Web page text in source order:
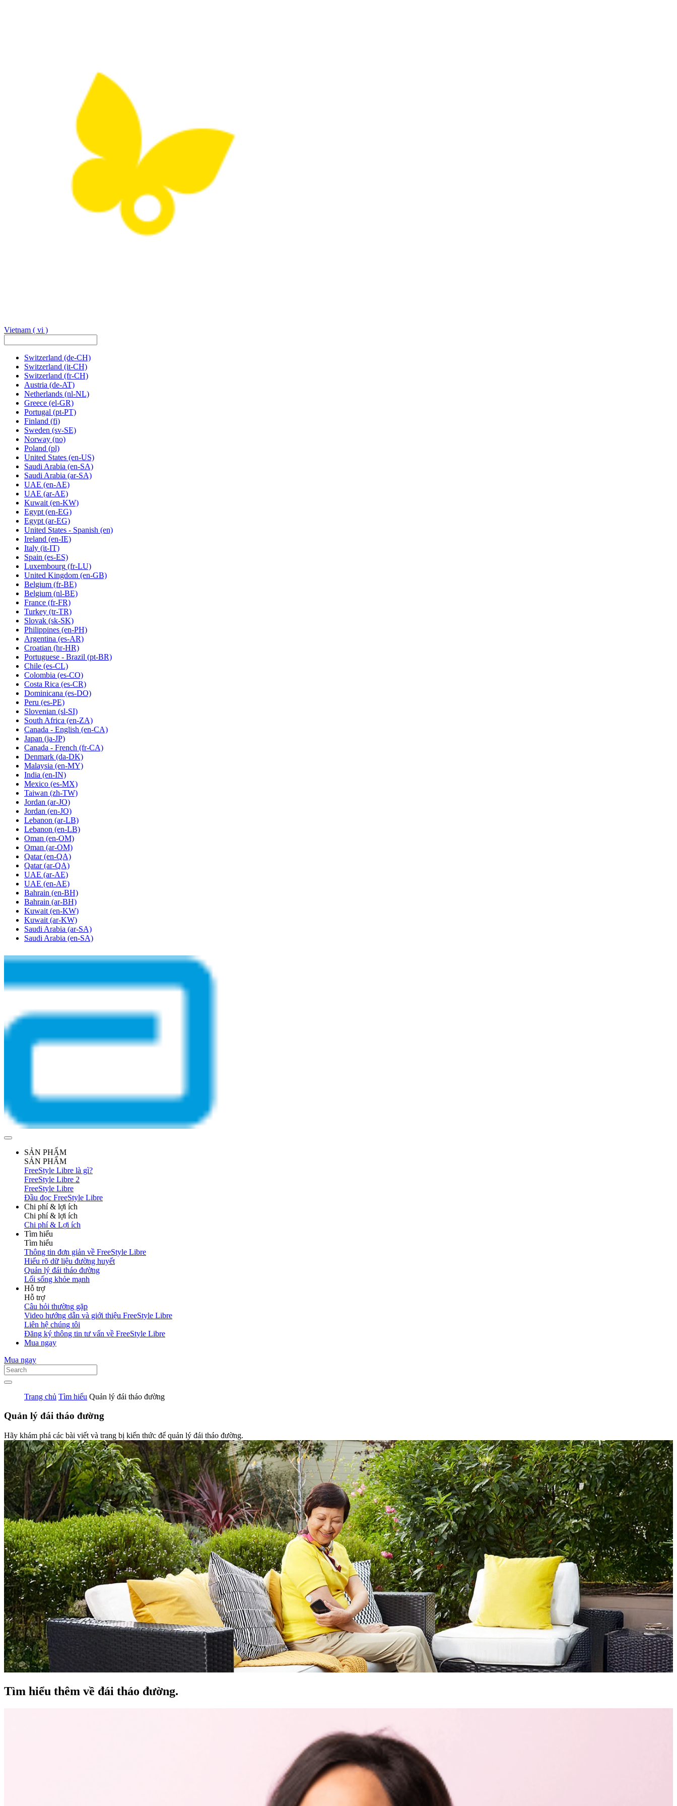
Vietnam ( vi )
Switzerland (de-CH)
Switzerland (it-CH)
Switzerland (fr-CH)
Austria (de-AT)
Netherlands (nl-NL)
Greece (el-GR)
Portugal (pt-PT)
Finland (fi)
Sweden (sv-SE)
Norway (no)
Poland (pl)
United States (en-US)
Saudi Arabia (en-SA)
Saudi Arabia (ar-SA)
UAE (en-AE)
UAE (ar-AE)
Kuwait (en-KW)
Egypt (en-EG)
Egypt(ar-EG)
United States - Spanish (en)
Ireland (en-IE)
Italy (it-IT)
Spain (es-ES)
Luxembourg (fr-LU)
United Kingdom (en-GB)
Belgium (fr-BE)
Belgium (nl-BE)
France (fr-FR)
Turkey (tr-TR)
Slovak (sk-SK)
Philippines (en-PH)
Argentina (es-AR)
Croatian (hr-HR)
Portuguese - Brazil (pt-BR)
Chile (es-CL)
Colombia (es-CO)
Costa Rica (es-CR)
Dominicana (es-DO)
Peru (es-PE)
Slovenian (sl-SI)
South Africa (en-ZA)
Canada - English (en-CA)
Japan (ja-JP)
Canada - French (fr-CA)
Denmark (da-DK)
Malaysia (en-MY)
India (en-IN)
Mexico (es-MX)
Taiwan (zh-TW)
Jordan (ar-JO)
Jordan (en-JO)
Lebanon (ar-LB)
Lebanon (en-LB)
Oman (en-OM)
Oman (ar-OM)
Qatar (en-QA)
Qatar (ar-QA)
UAE (ar-AE)
UAE (en-AE)
Bahrain (en-BH)
Bahrain (ar-BH)
Kuwait (en-KW)
Kuwait (ar-KW)
Saudi Arabia (ar-SA)
Saudi Arabia (en-SA)
SẢN PHẨM
SẢN PHẨM
FreeStyle Libre là gì?
FreeStyle Libre 2
FreeStyle Libre
Đầu đọc FreeStyle Libre
Chi phí & lợi ích
Chi phí & lợi ích
Chi phí & Lợi ích
Tìm hiểu
Tìm hiểu
Thông tin đơn giản về FreeStyle Libre
Hiểu rõ dữ liệu đường huyết
Quản lý đái tháo đường
Lối sống khỏe mạnh
Hỗ trợ
Hỗ trợ
Câu hỏi thường gặp
Video hướng dẫn và giới thiệu FreeStyle Libre
Liên hệ chúng tôi
Đăng ký thông tin tư vấn về FreeStyle Libre
Mua ngay
Mua ngay
Trang chủ Tìm hiểu Quản lý đái tháo đường
Quản lý đái tháo đường
Hãy khám phá các bài viết và trang bị kiến thức để quản lý đái tháo đường.
Tìm hiểu thêm về đái tháo đường.